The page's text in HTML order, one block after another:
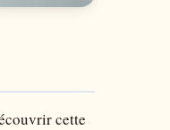
cette